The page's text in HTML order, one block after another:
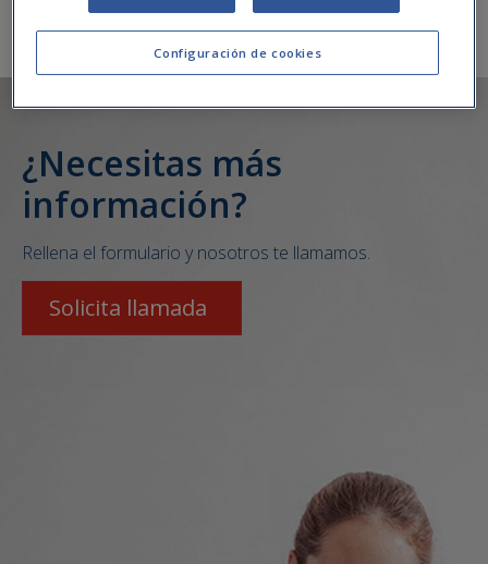
¿Necesitas más
información?
Rellena el formulario y nosotros te llamamos.
Solicita llamada
Configuración de cookies